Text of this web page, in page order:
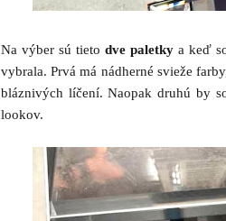
Na výber sú tietodve paletky a keď
vybrala. Prvá má nádherné svieže
bláznivých líčení. Naopak druhú by
lookov.